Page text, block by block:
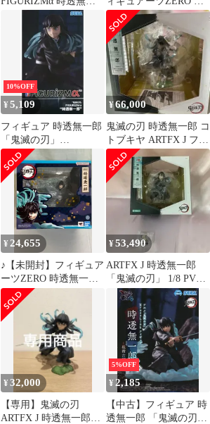
透無一郎 「鬼滅の刃」
10%OFF
¥5,109
フィギュア 時透無一郎
「鬼滅の刃」
FIGURIZMα “時透無一
郎”【14日以内発送】
¥66,000
鬼滅の刃 時透無一郎 コ
トブキヤ ARTFX J フィ
ギュア
¥24,655
♪【未開封】フィギュア
ーツZERO 時透無一郎
「鬼滅の刃」■＊同梱不
可
¥53,490
ARTFX J 時透無一郎
「鬼滅の刃」 1/8 PVC
製塗装済み完成品
¥32,000
【専用】鬼滅の刃
ARTFX J 時透無一郎
5%OFF
¥ 2,185
【中古】フィギュア 時
透無一郎 「鬼滅の刃」